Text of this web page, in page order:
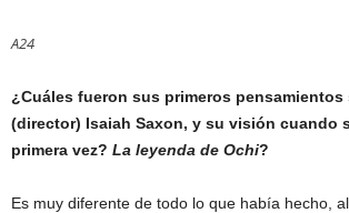
A24
¿Cuáles fueron sus primeros
(director) Isaiah Saxon, y su visión cuando
primera vez? La leyenda de Ochi?
Es muy diferente de todo lo que había hecho,